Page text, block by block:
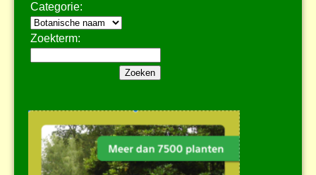
Categorie:
Zoekterm: